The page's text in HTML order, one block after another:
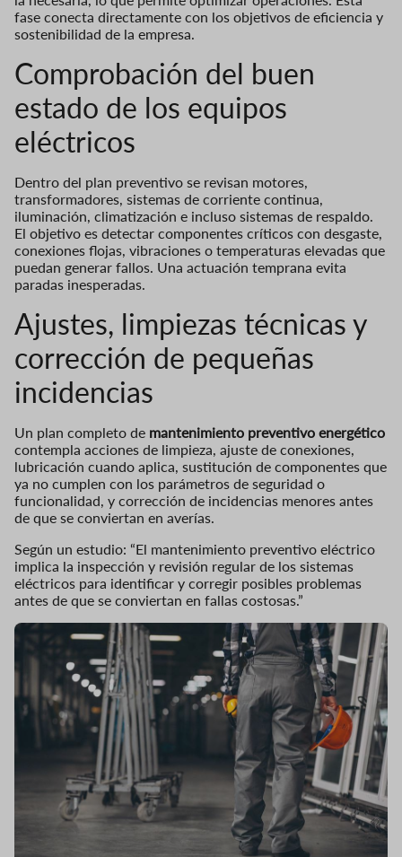
fase conecta directamente con los objetivos de eficiencia y
sostenibilidad de la empresa.
Comprobación del buen
estado de los equipos
eléctricos
Dentro del plan preventivo se revisan motores,
transformadores, sistemas de corriente continua,
iluminación, climatización e incluso sistemas de respaldo.
El objetivo es detectar componentes críticos con desgaste,
conexiones flojas, vibraciones o temperaturas elevadas que
puedan generar fallos. Una actuación temprana evita
paradas inesperadas.
Ajustes, limpiezas técnicas y
corrección de pequeñas
incidencias
Un plan completo de mantenimiento preventivo energético
contempla acciones de limpieza, ajuste de conexiones,
lubricación cuando aplica, sustitución de componentes que
ya no cumplen con los parámetros de seguridad o
funcionalidad, y corrección de incidencias menores antes
de que se conviertan en averías.
Según un estudio: “El mantenimiento preventivo eléctrico
implica la inspección y revisión regular de los sistemas
eléctricos para identificar y corregir posibles problemas
antes de que se conviertan en fallas costosas.”